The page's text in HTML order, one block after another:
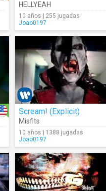
HELLYEAH
10 años | 255 jugadas
Joao0197
Scream! (Explicit)
Misfits
10 años | 1388 jugadas
Joao0197